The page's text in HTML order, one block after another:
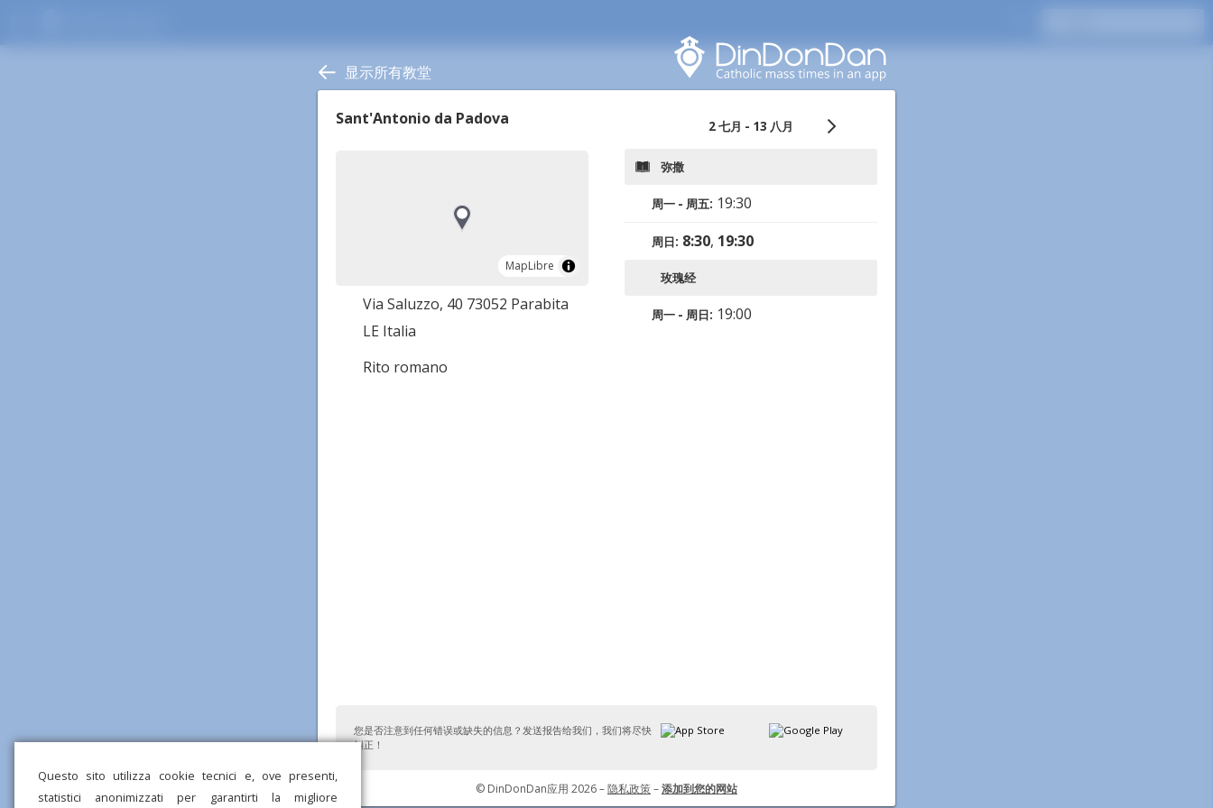
Questo sito utilizza cookie tecnici e, ove presenti,
statistici anonimizzati per garantirti la migliore
显示所有教堂
Sant'Antonio da Padova
MapLibre
MapLibre
Via Saluzzo, 40 73052 Parabita
LE Italia
Rito romano
2 七月 - 13 八月
弥撒
周一 - 周五: 19:30
周日: 8:30, 19:30
玫瑰经
周一 - 周日: 19:00
您是否注意到任何错误或缺失的信息？发送报告给我们，我们将尽快
纠正！
© DinDonDan应用 2026 –隐私政策–添加到您的网站